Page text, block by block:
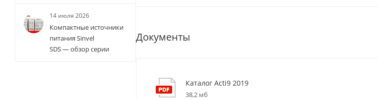
Документы
Каталог Acti9 2019
38,2 мб
14 июля 2026
Компактные источники
питания Sinvel
SDS — обзор серии